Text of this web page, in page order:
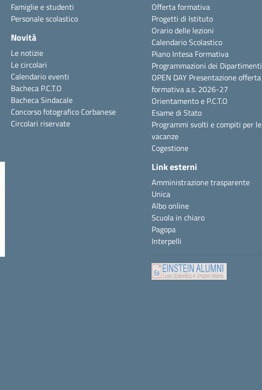
Famiglie e studenti
Personale scolastico
Novità
Le notizie
Le circolari
Calendario eventi
Bacheca P.C.T.O
Bacheca Sindacale
Concorso fotografico Corbanese
Circolari riservate
Offerta formativa
Progetti di Istituto
Orario delle lezioni
Calendario Scolastico
Piano Intesa Formativa
Programmazioni dei Dipartimenti
OPEN DAY Presentazione offerta
formativa a.s. 2026-27
Orientamento e P.C.T.O
Esame di Stato
Programmi svolti e compiti per le
vacanze
Cogestione
Link esterni
Amministrazione trasparente
Unica
Albo online
Scuola in chiaro
Pagopa
Interpelli